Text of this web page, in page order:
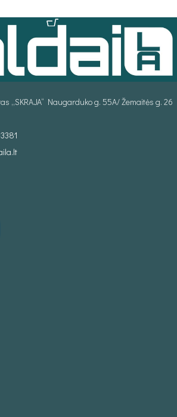
„SKRAJA“ Naugarduko g. 55A/ Žemaitės g. 26